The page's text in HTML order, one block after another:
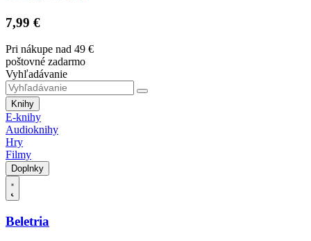
7,99 €
Pri nákupe nad 49 €
poštovné zadarmo
Vyhľadávanie
Knihy
E-knihy
Audioknihy
Hry
Filmy
Doplnky
Beletria